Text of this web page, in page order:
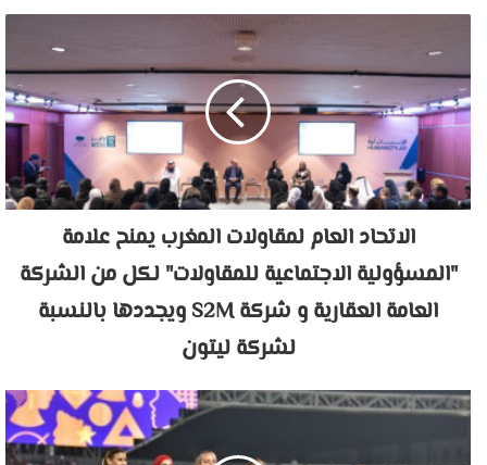
الاتحاد العام لمقاولات المغرب يمنح علامة
"المسؤولية الاجتماعية للمقاولات" لكل من الشركة
العامة العقارية و شركة S2M ويجددها بالنسبة
لشركة ليتون